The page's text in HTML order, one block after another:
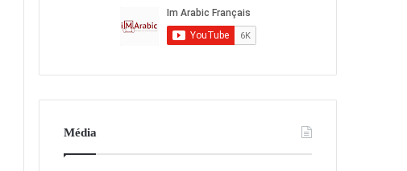
Média